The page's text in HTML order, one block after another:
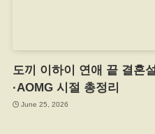
도끼 이하이 연애 끝 결혼
·AOMG 시절 총정리
June 25, 2026